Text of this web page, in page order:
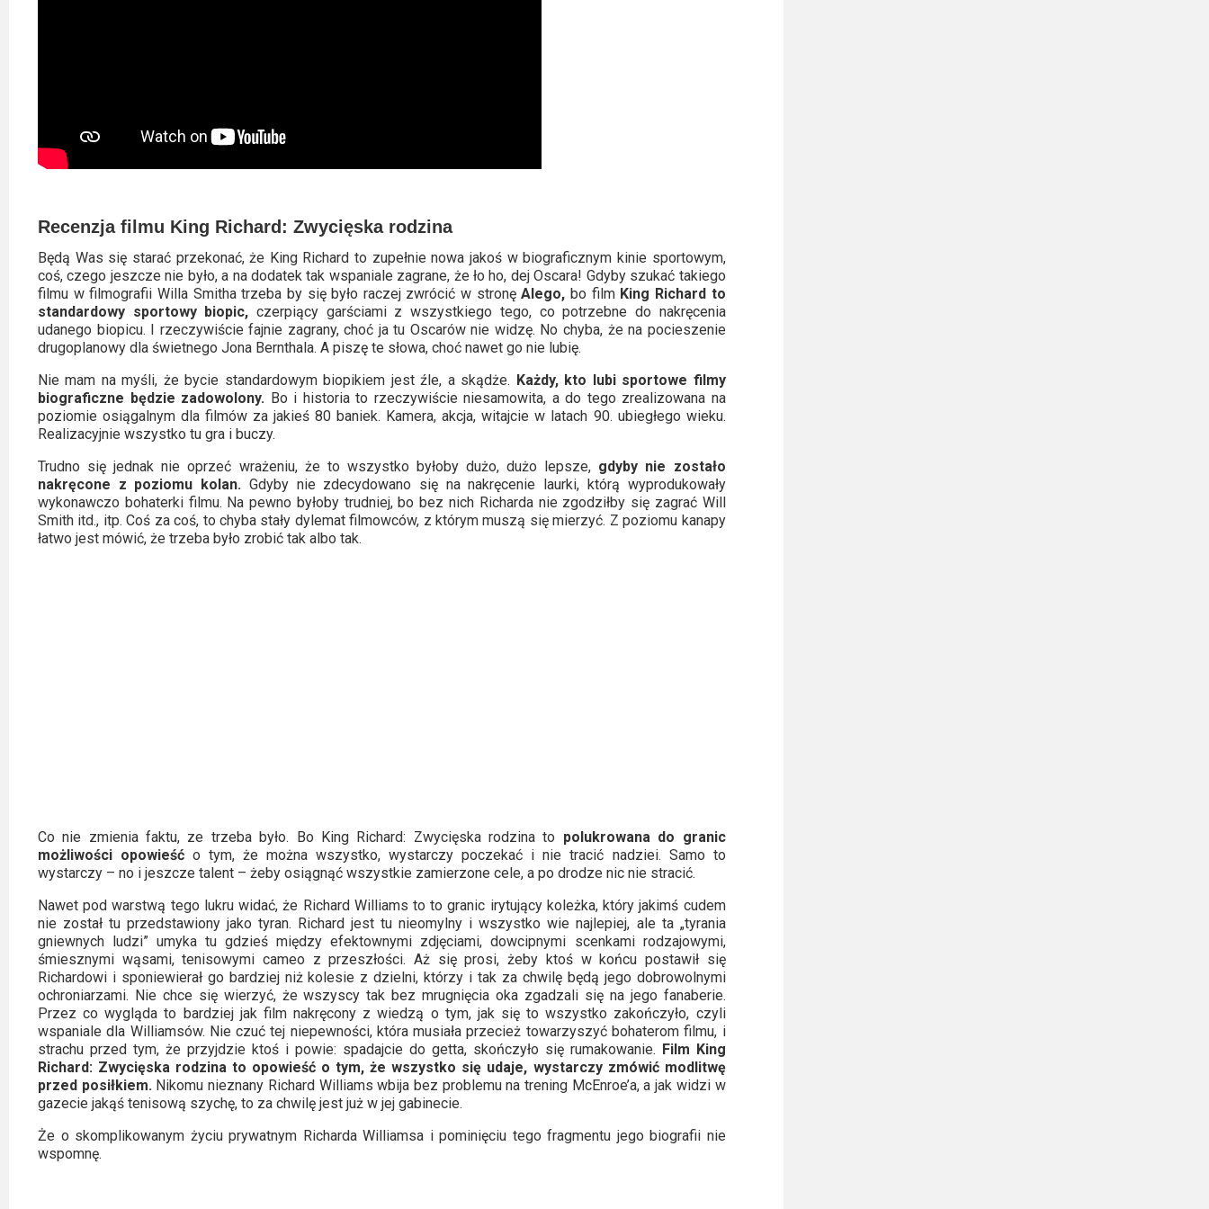
Recenzja filmu King Richard: Zwycięska rodzina
Będą Was się starać przekonać, że King Richard to zupełnie nowa jakoś w biograficznym kinie sportowym,
coś, czego jeszcze nie było, a na dodatek tak wspaniale zagrane, że ło ho, dej Oscara! Gdyby szukać takiego
filmu w filmografii Willa Smitha trzeba by się było raczej zwrócić w stronęAlego, bo film King Richard to
standardowy sportowy biopic, czerpiący garściami z wszystkiego tego, co potrzebne do nakręcenia
udanego biopicu. I rzeczywiście fajnie zagrany, choć ja tu Oscarów nie widzę. No chyba, że na pocieszenie
drugoplanowy dla świetnego Jona Bernthala. A piszę te słowa, choć nawet go nie lubię.
Nie mam na myśli, że bycie standardowym biopikiem jest źle, a skądże. Każdy, kto lubi sportowe filmy
biograficzne będzie zadowolony. Bo i historia to rzeczywiście niesamowita, a do tego zrealizowana na
poziomie osiągalnym dla filmów za jakieś 80 baniek. Kamera, akcja, witajcie w latach 90. ubiegłego wieku.
Realizacyjnie wszystko tu gra i buczy.
Trudno się jednak nie oprzeć wrażeniu, że to wszystko byłoby dużo, dużo lepsze, gdyby nie zostało
nakręcone z poziomu kolan. Gdyby nie zdecydowano się na nakręcenie laurki, którą wyprodukowały
wykonawczo bohaterki filmu. Na pewno byłoby trudniej, bo bez nich Richarda nie zgodziłby się zagrać Will
Smith itd., itp. Coś za coś, to chyba stały dylemat filmowców, z którym muszą się mierzyć. Z poziomu kanapy
łatwo jest mówić, że trzeba było zrobić tak albo tak.
Co nie zmienia faktu, ze trzeba było. Bo King Richard: Zwycięska rodzina to polukrowana do granic
możliwości opowieść o tym, że można wszystko, wystarczy poczekać i nie tracić nadziei. Samo to
wystarczy – no i jeszcze talent – żeby osiągnąć wszystkie zamierzone cele, a po drodze nic nie stracić.
Nawet pod warstwą tego lukru widać, że Richard Williams to to granic irytujący koleżka, który jakimś cudem
nie został tu przedstawiony jako tyran. Richard jest tu nieomylny i wszystko wie najlepiej, ale ta „tyrania
gniewnych ludzi” umyka tu gdzieś między efektownymi zdjęciami, dowcipnymi scenkami rodzajowymi,
śmiesznymi wąsami, tenisowymi cameo z przeszłości. Aż się prosi, żeby ktoś w końcu postawił się
Richardowi i sponiewierał go bardziej niż kolesie z dzielni, którzy i tak za chwilę będą jego dobrowolnymi
ochroniarzami. Nie chce się wierzyć, że wszyscy tak bez mrugnięcia oka zgadzali się na jego fanaberie.
Przez co wygląda to bardziej jak film nakręcony z wiedzą o tym, jak się to wszystko zakończyło, czyli
wspaniale dla Williamsów. Nie czuć tej niepewności, która musiała przecież towarzyszyć bohaterom filmu, i
strachu przed tym, że przyjdzie ktoś i powie: spadajcie do getta, skończyło się rumakowanie. Film King
Richard: Zwycięska rodzina to opowieść o tym, że wszystko się udaje, wystarczy zmówić modlitwę
przed posiłkiem.Nikomu nieznany Richard Williams wbija bez problemu na trening McEnroe’a, a jak widzi w
gazecie jakąś tenisową szychę, to za chwilę jest już w jej gabinecie.
Że o skomplikowanym życiu prywatnym Richarda Williamsa i pominięciu tego fragmentu jego biografii nie
wspomnę.